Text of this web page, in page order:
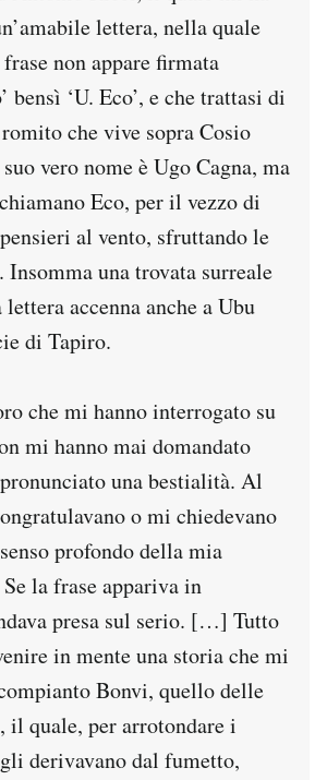
lettera, nella quale
non appare firmata
bensì ‘U. Eco’, e che trattasi di
che vive sopra Cosio
vero nome è Ugo Cagna, ma
Eco, per il vezzo di
al vento, sfruttando le
Insomma una trovata surreale
accenna anche a Ubu
di Tapiro.
che mi hanno interrogato su
mi hanno mai domandato
una bestialità. Al
o mi chiedevano
profondo della mia
la frase appariva in
presa sul serio. […] Tutto
in mente una storia che mi
Bonvi, quello delle
il quale, per arrotondare i
derivavano dal fumetto,